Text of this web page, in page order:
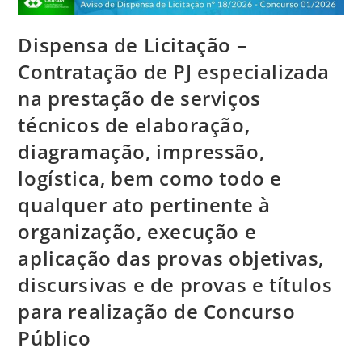
Dispensa de Licitação –
Contratação de PJ especializada
na prestação de serviços
técnicos de elaboração,
diagramação, impressão,
logística, bem como todo e
qualquer ato pertinente à
organização, execução e
aplicação das provas objetivas,
discursivas e de provas e títulos
para realização de Concurso
Público